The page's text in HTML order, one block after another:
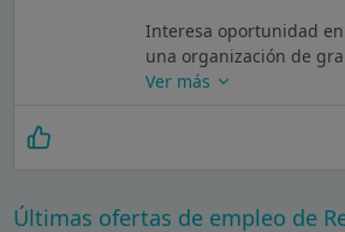
Interesa oportunidad en
una organización de
Ver más
Últimas ofertas de empleo de